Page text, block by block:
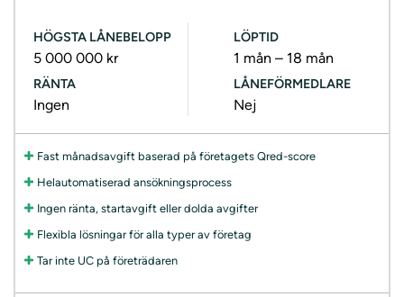
HÖGSTA LÅNEBELOPP
5 000 000 kr
LÖPTID
1 mån – 18 mån
RÄNTA
Ingen
LÅNEFÖRMEDLARE
Nej
Fast månadsavgift baserad på företagets Qred-score
Helautomatiserad ansökningsprocess
Ingen ränta, startavgift eller dolda avgifter
Flexibla lösningar för alla typer av företag
Tar inte UC på företrädaren